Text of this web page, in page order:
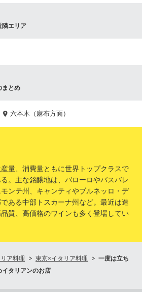
隣エリア
まとめ
六本木（麻布方面）
量、消費量ともに世界トップクラスで
。主な銘醸地は、バローロやバスバレ
ンテ州、キャンティやブルネッロ・デ
ある中部トスカーナ州など。最近は造
質、高価格のワインも多く登場してい
ア料理 東京×イタリア料理
一度は立ち
タリアンのお店